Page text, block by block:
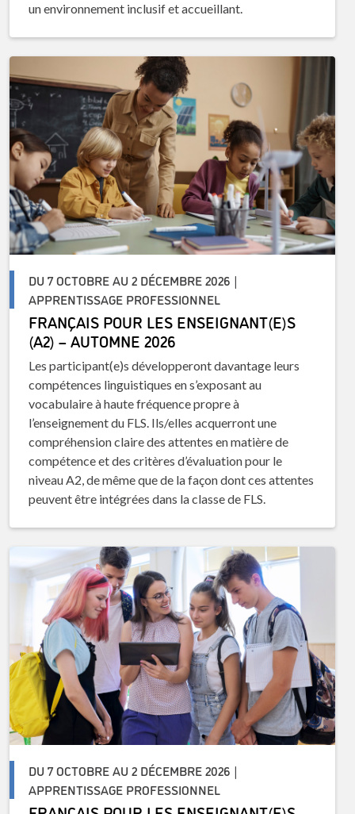
un environnement inclusif et accueillant.
DU 7 OCTOBRE AU 2 DÉCEMBRE 2026 |
APPRENTISSAGE PROFESSIONNEL
FRANÇAIS POUR LES ENSEIGNANT(E)S
(A2) – AUTOMNE 2026
Les participant(e)s développeront davantage leurs
compétences linguistiques en s’exposant au
vocabulaire à haute fréquence propre à
l’enseignement du FLS. Ils/elles acquerront une
compréhension claire des attentes en matière de
compétence et des critères d’évaluation pour le
niveau A2, de même que de la façon dont ces attentes
peuvent être intégrées dans la classe de FLS.
DU 7 OCTOBRE AU 2 DÉCEMBRE 2026 |
APPRENTISSAGE PROFESSIONNEL